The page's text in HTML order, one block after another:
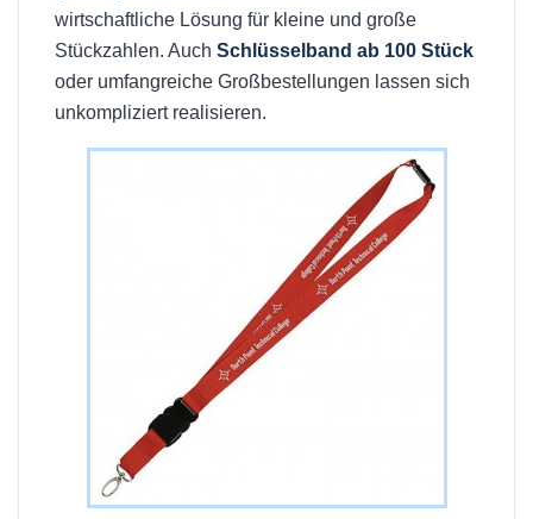
wirtschaftliche Lösung für kleine und große
Stückzahlen. Auch Schlüsselband ab 100 Stück
oder umfangreiche Großbestellungen lassen sich
unkompliziert realisieren.